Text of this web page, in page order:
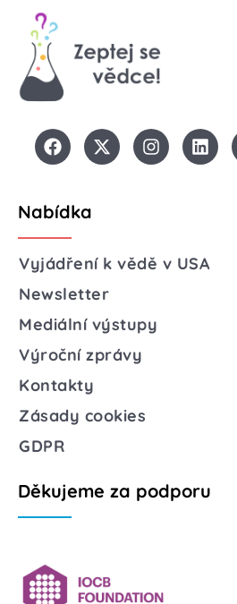
Nabídka
Vyjádření k vědě v USA
Newsletter
Mediální výstupy
Výroční zprávy
Kontakty
Zásady cookies
GDPR
Děkujeme za podporu